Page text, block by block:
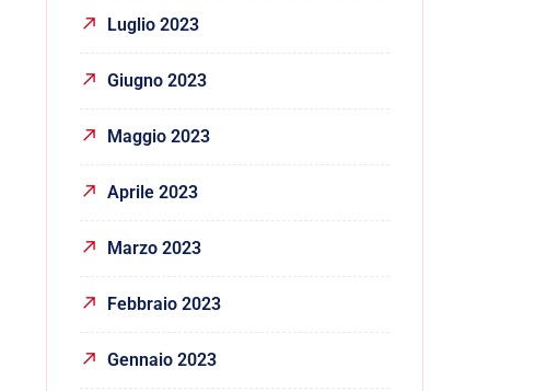
Luglio 2023
Giugno 2023
Maggio 2023
Aprile 2023
Marzo 2023
Febbraio 2023
Gennaio 2023